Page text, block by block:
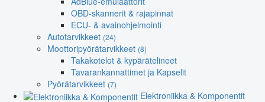
OBD-skannerit & rajapinnat
ECU- & avainohjelmointi
Autotarvikkeet (24)
Moottoripyörätarvikkeet (8)
Takakotelot & kypärätelineet
Tavarankannattimet ja Kapselit
Pyörätarvikkeet (7)
Elektroniikka & Komponentit